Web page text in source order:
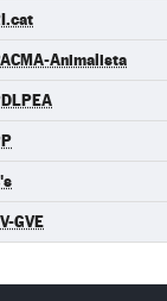
Animalista
GVE